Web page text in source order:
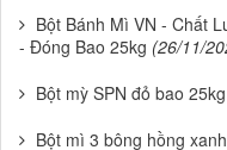
Bột Bánh Mì VN - Chất
- Đóng Bao 25kg (26/11/
Bột mỳ SPN đỏ bao 25kg
Bột mì 3 bông hồng